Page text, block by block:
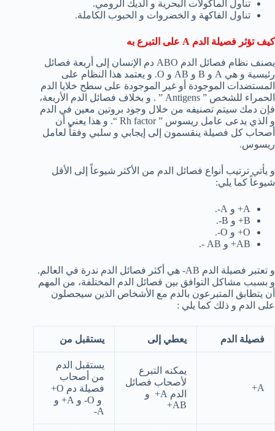
تناول المأكولات البحرية و الديك الرومي.
تناول الفاكهة و الخضروات و الحبوب الكاملة.
كيف تؤثر فصيلة الدم A على التبرع به
يصنف نظام فصائل الدم ABO دم الإنسان إلى أربعة فصائل
رئيسية و هي A و B و AB و O. و يعتمد هذا النظام على
المستضدات الموجودة أو غير الموجودة على سطح خلايا الدم
الحمراء للشخص ” Antigens ” . و بخلاف فصائل الدم الأربعة،
فإن دمك سيتم تصنيفه من خلال وجود بروتين معين في الدم
و الذي يدعى عامل ريسوس ” Rh factor “. و هذا يعني أن
أصحاب كل فصيلة ينقسمون إلى إيجابي و سلبي وفقاً لعامل
ريسوس.
و يأتي ترتيب أنواع فصائل الدم من الأكثر شيوعاً إلى الأقل
شيوعاً كما يلي:
A+ و A-.
B+ و B-.
O+ و O-.
AB+ و AB -.
و تعتبر فصيلة الدم AB- هي أكثر فصائل الدم ندرة في العالم.
و بسبب مشاكل التوافق بين فصائل الدم المختلفة، من المهم
أن يتطابق المتبرعون بالدم مع الأشخاص الذين سيحصلون
على الدم و ذلك كما يلي :
فصيلة الدم يعطي إلى يستقبل من
A+
يمكنه التبرع
لأصحاب فصائل
الدم A+ و
AB+
يستقبل الدم
من أصحاب
فصيلة دم O+
و O- و A+ و
A-